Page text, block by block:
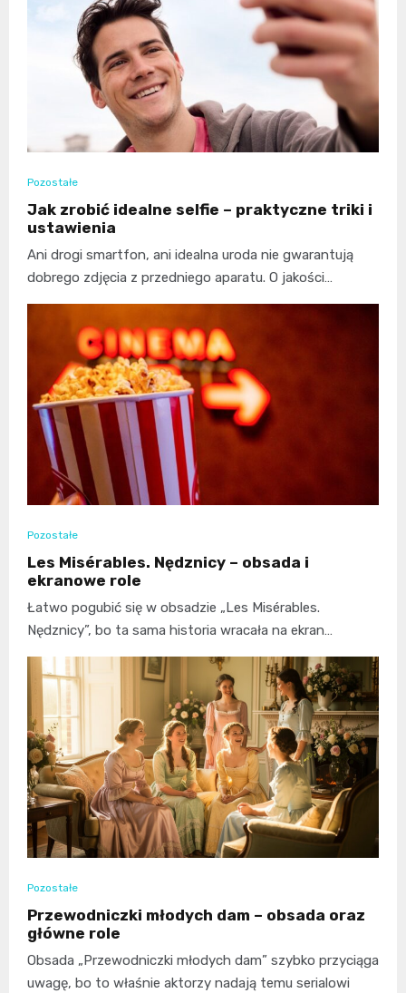
Pozostałe
Jak zrobić idealne selfie – praktyczne triki i
ustawienia
Ani drogi smartfon, ani idealna uroda nie gwarantują
dobrego zdjęcia z przedniego aparatu. O jakości…
Pozostałe
Les Misérables. Nędznicy – obsada i
ekranowe role
Łatwo pogubić się w obsadzie „Les Misérables.
Nędznicy”, bo ta sama historia wracała na ekran…
Pozostałe
Przewodniczki młodych dam – obsada oraz
główne role
Obsada „Przewodniczki młodych dam” szybko przyciąga
uwagę, bo to właśnie aktorzy nadają temu serialowi